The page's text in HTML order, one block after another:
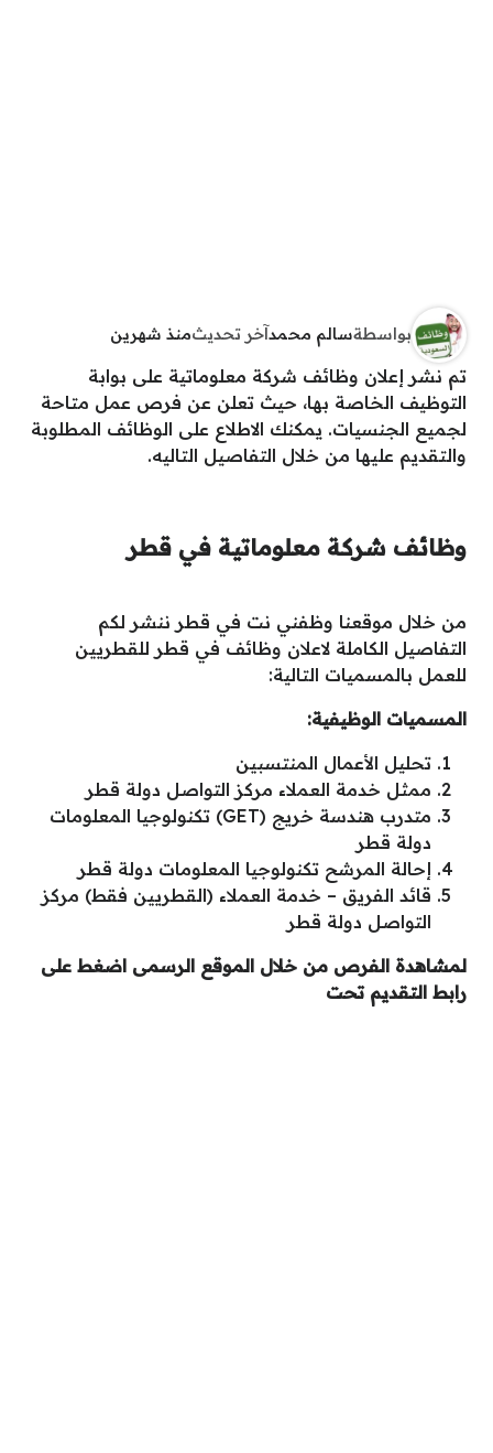
بواسطةسالم محمدآخر تحديثمنذ شهرين
تم نشر إعلان وظائف شركة معلوماتية على بوابة
التوظيف الخاصة بها، حيث تعلن عن فرص عمل متاحة
لجميع الجنسيات. يمكنك الاطلاع على الوظائف المطلوبة
والتقديم عليها من خلال التفاصيل التاليه.
وظائف شركة معلوماتية في قطر
من خلال موقعنا وظفني نت في قطر ننشر لكم
التفاصيل الكاملة لاعلان وظائف في قطر للقطريين
للعمل بالمسميات التالية:
المسميات الوظيفية:
تحليل الأعمال المنتسبين
ممثل خدمة العملاء مركز التواصل دولة قطر
متدرب هندسة خريج (GET) تكنولوجيا المعلومات
دولة قطر
إحالة المرشح تكنولوجيا المعلومات دولة قطر
قائد الفريق – خدمة العملاء (القطريين فقط) مركز
التواصل دولة قطر
لمشاهدة الفرص من خلال الموقع الرسمى اضغط على
رابط التقديم تحت